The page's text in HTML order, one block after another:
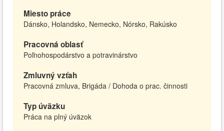
Miesto práce
Dánsko, Holandsko, Nemecko, Nórsko, Rakúsko
Pracovná oblasť
Poľnohospodárstvo a potravinárstvo
Zmluvný vzťah
Pracovná zmluva, Brigáda / Dohoda o prac. činnosti
Typ úväzku
Práca na plný úväzok